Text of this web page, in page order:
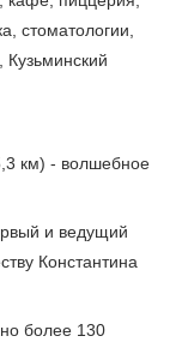
стоматологии,
км) - волшебное
и ведущий
Константина
более 130